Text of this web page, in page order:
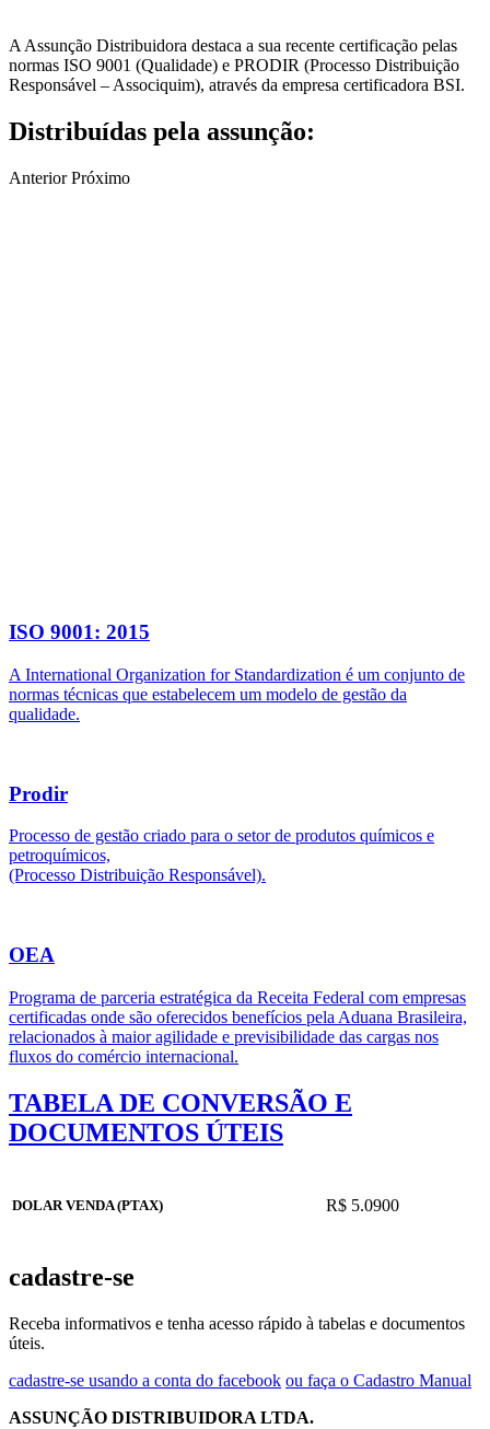
A Assunção Distribuidora destaca a sua recente certificação pelas
normas ISO 9001 (Qualidade) e PRODIR (Processo Distribuição
Responsável – Associquim), através da empresa certificadora BSI.
Distribuídas pela assunção:
Anterior Próximo
ISO 9001: 2015
A International Organization for Standardization é um conjunto de
normas técnicas que estabelecem um modelo de gestão da
qualidade.
Prodir
Processo de gestão criado para o setor de produtos químicos e
petroquímicos,
(Processo Distribuição Responsável).
OEA
Programa de parceria estratégica da Receita Federal com empresas
certificadas onde são oferecidos benefícios pela Aduana Brasileira,
relacionados à maior agilidade e previsibilidade das cargas nos
fluxos do comércio internacional.
TABELA DE CONVERSÃO E
DOCUMENTOS ÚTEIS
DOLAR VENDA (PTAX) R$ 5.0900
cadastre-se
Receba informativos e tenha acesso rápido à tabelas e documentos
úteis.
cadastre-se usando a conta do facebook ou faça o Cadastro Manual
ASSUNÇÃO DISTRIBUIDORA LTDA.